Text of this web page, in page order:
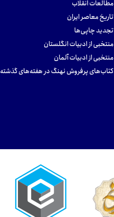
مطالعات انقلاب
تاریخ معاصر ایران
تجدید چاپی‌ها
منتخبی از ادبیات انگلستان
منتخبی از ادبیات آلمان
کتاب‌های پرفروش نهنگ در هفته‌های گذشته